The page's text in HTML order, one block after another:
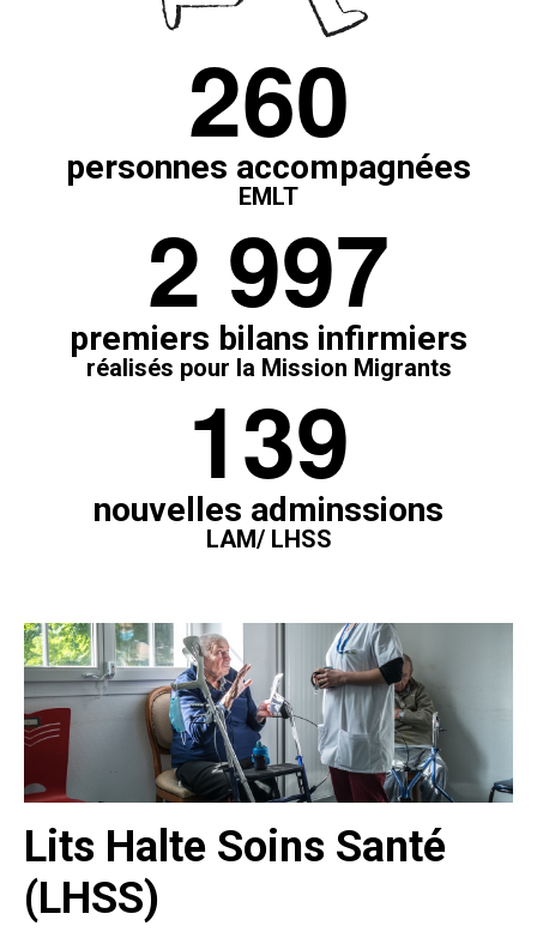
260
personnes accompagnées
EMLT
2 997
premiers bilans infirmiers
réalisés pour la Mission Migrants
139
nouvelles adminssions
LAM/ LHSS
Lits Halte Soins Santé
(LHSS)